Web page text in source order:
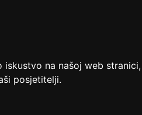
na našoj web
posjetitelji.